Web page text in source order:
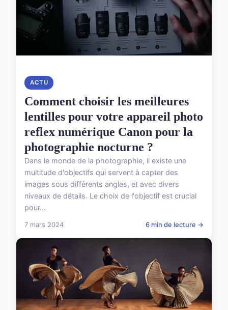
ACTU
Comment choisir les meilleures
lentilles pour votre appareil photo
reflex numérique Canon pour la
photographie nocturne ?
Dans le monde de la photographie, il existe une
multitude d'objectifs qui servent à capter des
images sous différents angles, et avec divers
niveaux de détails. Le choix de l'objectif est crucial
pour...
7 mars 2024 6 min de lecture →